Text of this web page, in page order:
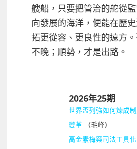
艘船，只要把管治的舵從
向發展的海洋，便能在歷
拓更從容、更良性的遠方
不晚；順勢，才是出路。
2026年25期
世界盃列強如何煉成
變革 （毛峰）
高金素梅案司法工具